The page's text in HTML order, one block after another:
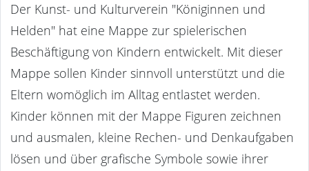
Der Kunst- und Kulturverein "Königinnen und
Helden" hat eine Mappe zur spielerischen
Beschäftigung von Kindern entwickelt. Mit dieser
Mappe sollen Kinder sinnvoll unterstützt und die
Eltern womöglich im Alltag entlastet werden.
Kinder können mit der Mappe Figuren zeichnen
und ausmalen, kleine Rechen- und Denkaufgaben
lösen und über grafische Symbole sowie ihrer